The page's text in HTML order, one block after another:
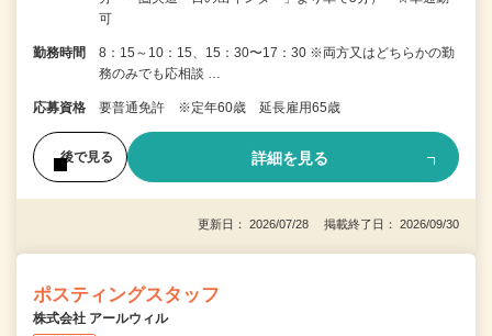
可
勤務時間
8：15～10：15、15：30〜17：30 ※両方又はどちらかの勤
務のみでも応相談 …
応募資格 要普通免許 ※定年60歳 延長雇用65歳
後で見る 詳細を見る
更新日： 2026/07/28 掲載終了日： 2026/09/30
ポスティングスタッフ
株式会社 アールウィル